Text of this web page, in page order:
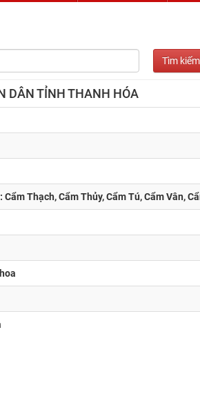
DÂN TỈNH THANH HÓA
Thạch, Cẩm Thủy, Cẩm Tú, Cẩm Vân,